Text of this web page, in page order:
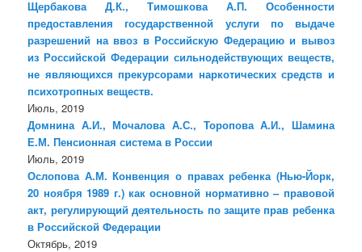
Щербакова Д.К., Тимошкова А.П. Особенности
предоставления государственной услуги по выдаче
разрешений на ввоз в Российскую Федерацию и вывоз
из Российской Федерации сильнодействующих веществ,
не являющихся прекурсорами наркотических средств и
психотропных веществ.
Июль, 2019
Домнина А.И., Мочалова А.С., Торопова А.И., Шамина
Е.М. Пенсионная система в России
Июль, 2019
Ослопова А.М. Конвенция о правах ребенка (Нью-Йорк,
20 ноября 1989 г.) как основной нормативно – правовой
акт, регулирующий деятельность по защите прав ребенка
в Российской Федерации
Октябрь, 2019